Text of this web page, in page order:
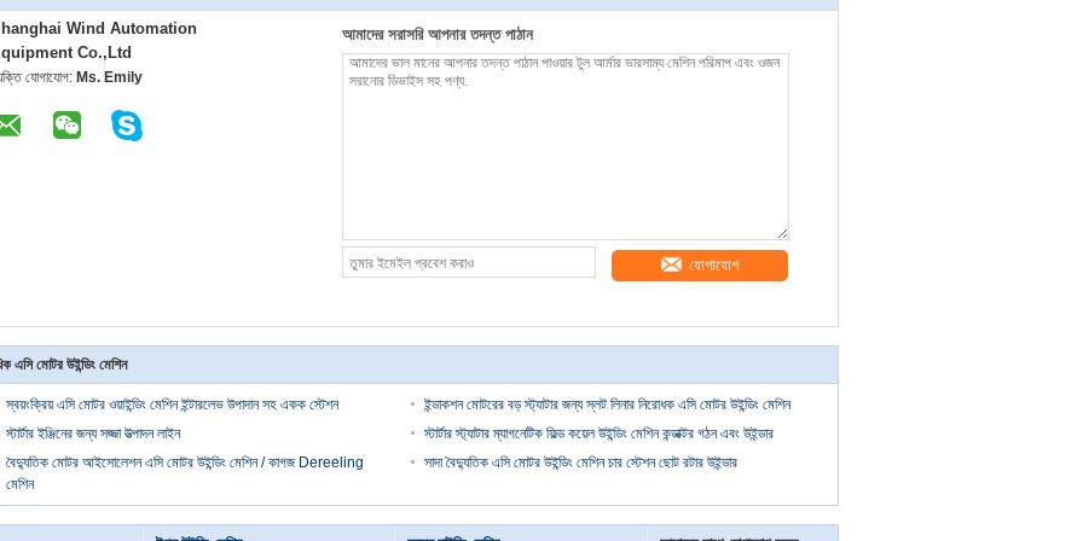
Wind Automation
Co.,Ltd
যোগাযোগ: Ms. Emily
আমাদের সরাসরি আপনার তদন্ত পাঠান
যোগাযোগ
এসি মোটর উইন্ডিং মেশিন
স্বয়ংক্রিয় এসি মোটর ওয়াইন্ডিং মেশিন ইন্টারলেভ উপাদান সহ একক স্টেশন
ইন্ডাকশন মোটরের বড় স্ট্যাটার জন্য স্লট লিনার নিরোধক এসি মোটর উইন্ডিং মেশিন
স্টার্টার ইঞ্জিনের জন্য সজ্জা উত্পাদন লাইন
স্টার্টার স্ট্যাটার ম্যাগনেটিক ফিল্ড কয়েল উইন্ডিং মেশিন কন্ডাক্টর গঠন এবং উইন্ডার
বৈদ্যুতিক মোটর আইসোলেশন এসি মোটর উইন্ডিং মেশিন / কাগজ Dereeling
মেশিন
সাদা বৈদ্যুতিক এসি মোটর উইন্ডিং মেশিন চার স্টেশন ছোট রটার উইন্ডার